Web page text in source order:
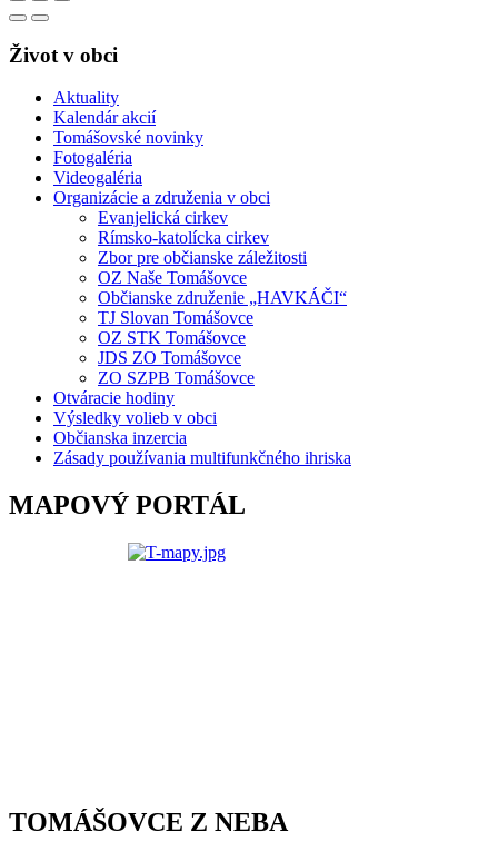
Život v obci
Aktuality
Kalendár akcií
Tomášovské novinky
Fotogaléria
Videogaléria
Organizácie a združenia v obci
Evanjelická cirkev
Rímsko-katolícka cirkev
Zbor pre občianske záležitosti
OZ Naše Tomášovce
Občianske združenie „HAVKÁČI“
TJ Slovan Tomášovce
OZ STK Tomášovce
JDS ZO Tomášovce
ZO SZPB Tomášovce
Otváracie hodiny
Výsledky volieb v obci
Občianska inzercia
Zásady používania multifunkčného ihriska
MAPOVÝ PORTÁL
TOMÁŠOVCE Z NEBA